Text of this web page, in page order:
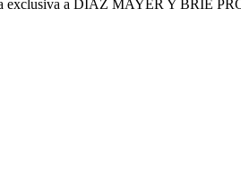
a DIAZ MAYER Y BRIE